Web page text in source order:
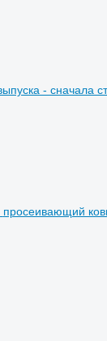
- сначала
просеивающий